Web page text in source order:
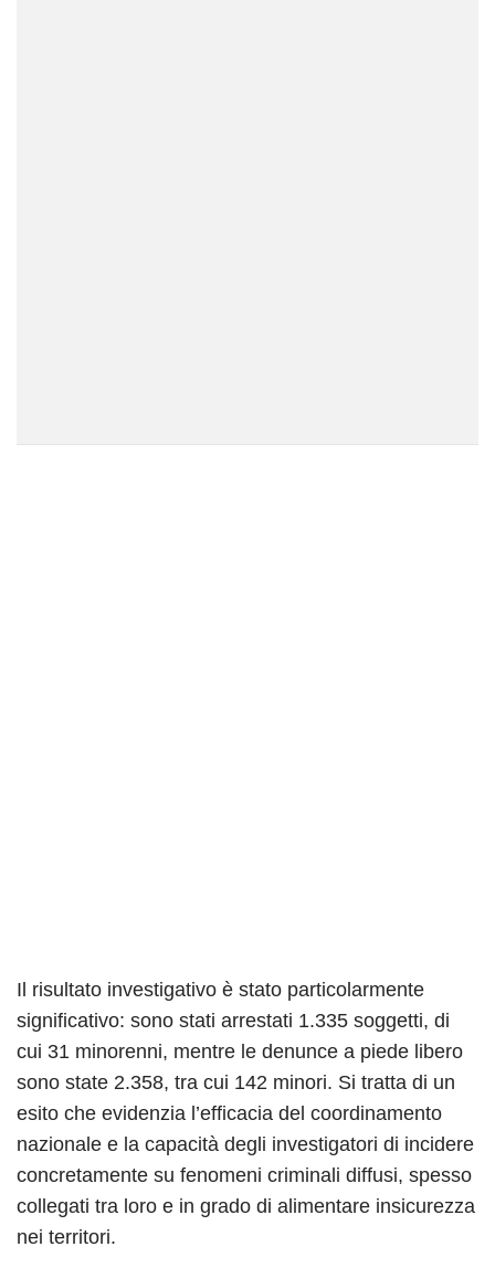
Il risultato investigativo è stato particolarmente
significativo: sono stati arrestati 1.335 soggetti, di
cui 31 minorenni, mentre le denunce a piede libero
sono state 2.358, tra cui 142 minori. Si tratta di un
esito che evidenzia l’efficacia del coordinamento
nazionale e la capacità degli investigatori di incidere
concretamente su fenomeni criminali diffusi, spesso
collegati tra loro e in grado di alimentare insicurezza
nei territori.